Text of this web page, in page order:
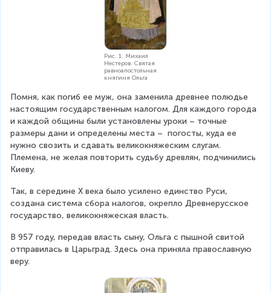
Рис. 1. Михаил
Нестеров. Святая
равноапостольная
княгиня Ольга
Помня, как погиб ее муж, она заменила древнее полюдье
настоящим государственным налогом. Для каждого города
и каждой общины были установлены уроки – точные
размеры дани и определены места –  погосты, куда ее
нужно свозить и сдавать великокняжеским слугам.
Племена, не желая повторить судьбу древлян, подчинились
Киеву.
Так, в середине X века было усилено единство Руси,
создана система сбора налогов, окрепло Древнерусское
государство, великокняжеская власть.
В 957 году, передав власть сыну, Ольга с пышной свитой
отправилась в Царьград. Здесь она приняла православную
веру.